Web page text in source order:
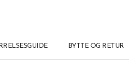
BYTTE OG RETUR